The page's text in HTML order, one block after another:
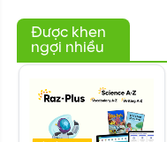
Được khen
ngợi nhiều